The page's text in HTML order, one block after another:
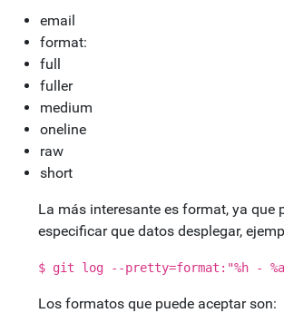
email
format:
full
fuller
medium
oneline
raw
short
La más interesante es format, ya que
especificar que datos desplegar,
$ git log --pretty=format:"%h -
Los formatos que puede aceptar son: